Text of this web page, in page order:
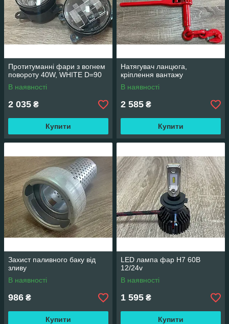
Протитуманні фари з вогнем
повороту 40W, WHITE D=90
В наявності
2 035 ₴
Купити
Натягувач ланцюга,
кріплення вантажу
В наявності
2 585 ₴
Купити
Захист паливного баку від
зливу
В наявності
986 ₴
Купити
LED лампа фар H7 60B
12/24v
В наявності
1 595 ₴
Купити